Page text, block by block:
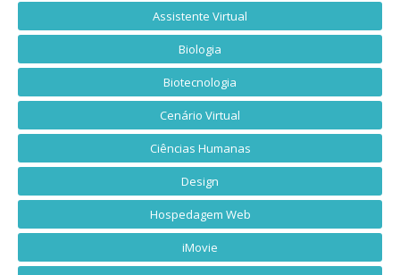
Assistente Virtual
Biologia
Biotecnologia
Cenário Virtual
Ciências Humanas
Design
Hospedagem Web
iMovie